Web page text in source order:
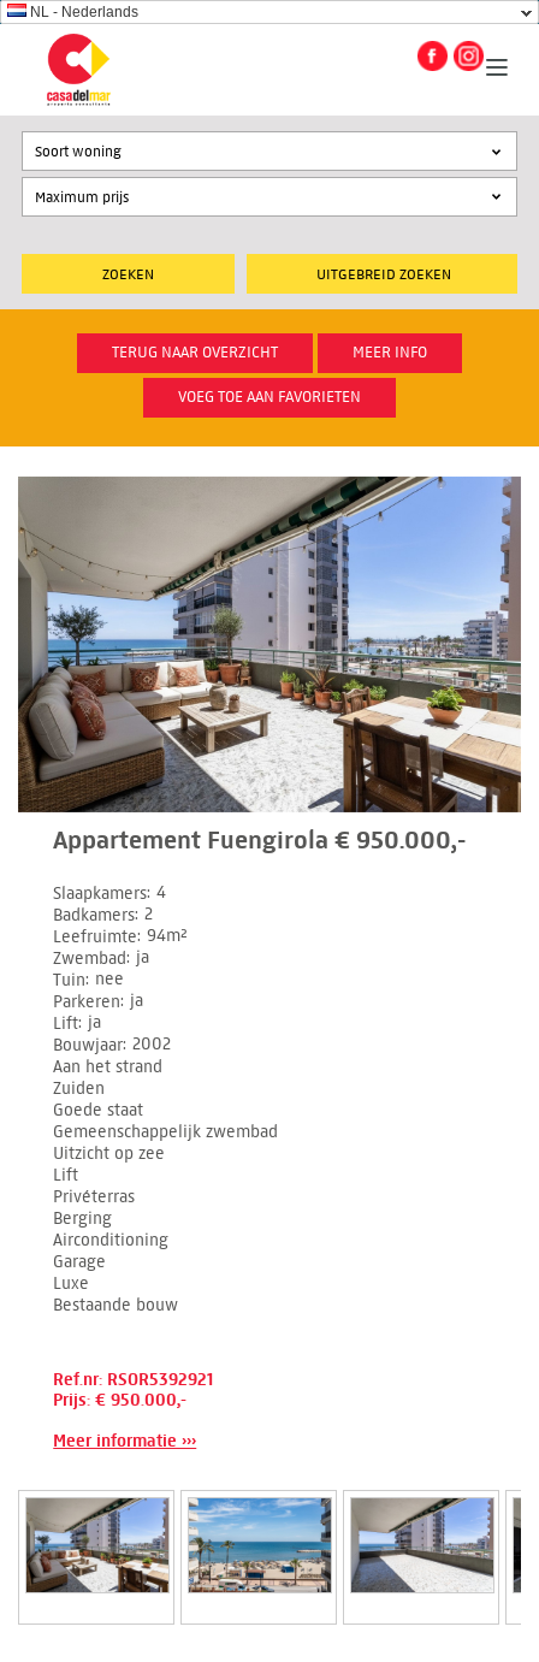
NL - Nederlands
UITGEBREID ZOEKEN
Soort woning
TERUG NAAR OVERZICHT MEER INFO
VOEG TOE AAN FAVORIETEN
Appartement Fuengirola € 950.000,-
Slaapkamers 4
Badkamers 2
Leefruimte 94m²
Zwembad ja
Tuin nee
Parkeren ja
Lift ja
Bouwjaar 2002
Aan het strand
Zuiden
Goede staat
Gemeenschappelijk zwembad
Uitzicht op zee
Lift
Privéterras
Berging
Airconditioning
Garage
Luxe
Bestaande bouw
Ref.nr: RSOR5392921
Prijs: € 950.000,-
Meer informatie ›››